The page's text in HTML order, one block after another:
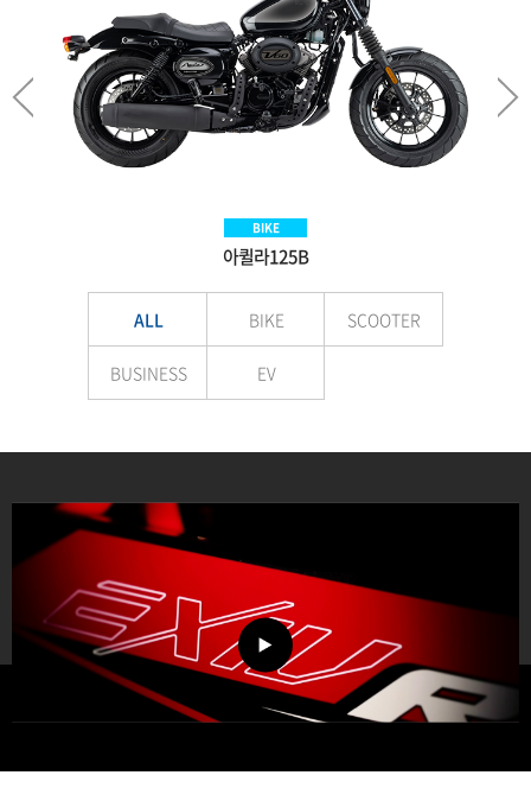
BIKE
아퀼라125B
BIKE
Aquila300BS
SCOOTER
VNEX125
EV
E-LuTion
ALL BIKE SCOOTER
BUSINESS EV